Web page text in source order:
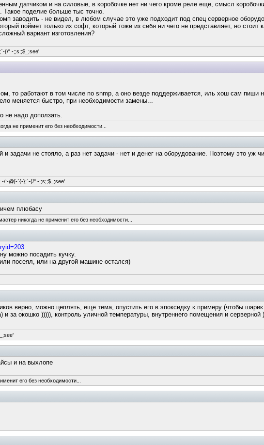
датчиком и на силовые, в коробочке нет ни чего кроме реле еще, смысл
Такое поделие больше тыс точно.
заводить - не видел, в любом случае это уже подходит под спец серверное
поймет только их софт, который тоже из себя ни чего не представляет, но стоит
вариант изготовления?
{/" -;;s;;$_;see'
то работают в том числе по snmp, а оно везде поддерживается, иль хош сам пиши
меняется быстро, при необходимости замены...
не надо доползать.
не применит его без необходимости...
и задачи не стояло, а раз нет задачи - нет и денег на оборудование. Поэтому это уж
-/:-@[-`{-};`-{/" -;;s;;$_;see'
плюбасу
никогда не применит его без необходимости...
можно посадить кучку.
посеял, или на другой машине остался)
верно, можно цеплять, еще тема, опустить его в эпоксидку к примеру (чтобы
и за окошко ))))), контроль уличной температуры, внутреннего помещения и
и на выхлопе
его без необходимости...